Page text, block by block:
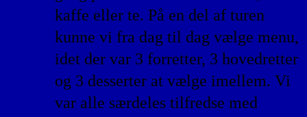
kaffe eller te. På en del af turen
kunne vi fra dag til dag vælge menu,
idet der var 3 forretter, 3 hovedretter
og 3 desserter at vælge imellem. Vi
var alle særdeles tilfredse med